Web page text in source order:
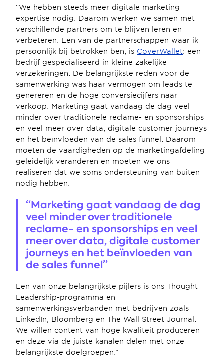
“We hebben steeds meer digitale marketing
expertise nodig. Daarom werken we samen met
verschillende partners om te blijven leren en
verbeteren. Een van de partnerschappen waar ik
persoonlijk bij betrokken ben, is CoverWallet: een
bedrijf gespecialiseerd in kleine zakelijke
verzekeringen. De belangrijkste reden voor de
samenwerking was haar vermogen om leads te
genereren en de hoge conversiecijfers naar
verkoop. Marketing gaat vandaag de dag veel
minder over traditionele reclame- en sponsorships
en veel meer over data, digitale customer journeys
en het beïnvloeden van de sales funnel. Daarom
moeten de vaardigheden op de marketingafdeling
geleidelijk veranderen en moeten we ons
realiseren dat we soms ondersteuning van buiten
nodig hebben.
“Marketing gaat vandaag de dag
veel minder over traditionele
reclame- en sponsorships en veel
meer over data, digitale customer
journeys en het beïnvloeden van
de sales funnel”
Een van onze belangrijkste pijlers is ons Thought
Leadership-programma en
samenwerkingsverbanden met bedrijven zoals
LinkedIn, Bloomberg en The Wall Street Journal.
We willen content van hoge kwaliteit produceren
en deze via de juiste kanalen delen met onze
belangrijkste doelgroepen.”